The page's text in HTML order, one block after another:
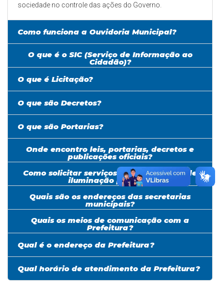
sociedade no controle das ações do Governo.
Como funciona a Ouvidoria Municipal?
O que é o SIC (Serviço de Informação ao
Cidadão)?
O que é Licitação?
O que são Decretos?
O que são Portarias?
Onde encontro leis, portarias, decretos e
publicações oficiais?
Como solicitar serviços de manutenção de
iluminação pública?
Quais são os endereços das secretarias
municipais?
Quais os meios de comunicação com a
Prefeitura?
Qual é o endereço da Prefeitura?
Qual horário de atendimento da Prefeitura?